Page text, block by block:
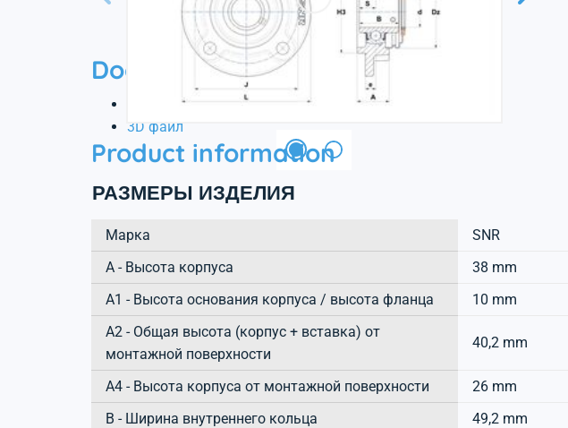
Documentation
Технический паспорт
3D файл
Product information
РАЗМЕРЫ ИЗДЕЛИЯ
Марка
SNR
А - Высота корпуса
38 mm
A1 - Высота основания корпуса / высота фланца
10 mm
A2 - Общая высота (корпус + вставка) от
монтажной поверхности
40,2 mm
A4 - Высота корпуса от монтажной поверхности
26 mm
B - Ширина внутреннего кольца
49,2 mm